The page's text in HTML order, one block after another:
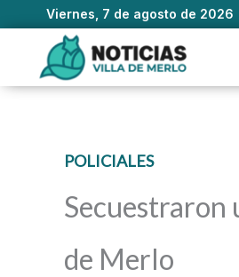
Viernes, 7 de agosto de 2026
contenido
POLICIALES
Secuestraron
de Merlo